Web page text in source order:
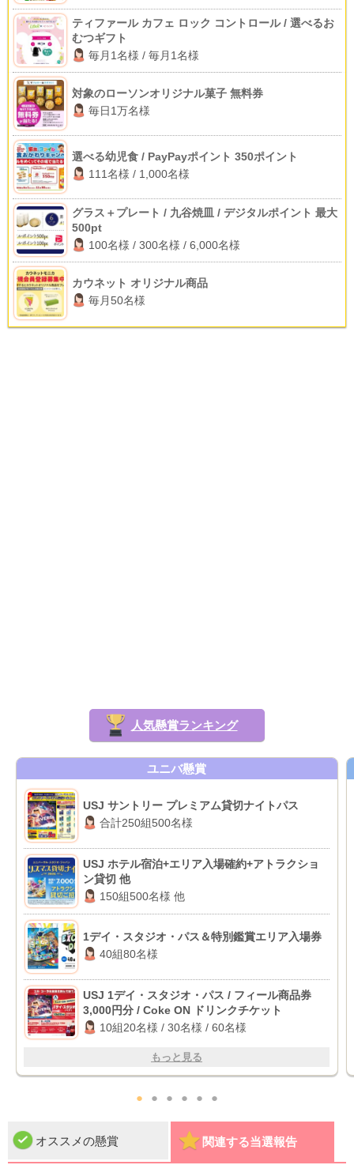
ティファール カフェ ロック コントロール / 選べるお
むつギフト
毎月1名様 / 毎月1名様
対象のローソンオリジナル菓子 無料券
毎日1万名様
選べる幼児食 / PayPayポイント 350ポイント
111名様 / 1,000名様
グラス＋プレート / 九谷焼皿 / デジタルポイント 最大
500pt
100名様 / 300名様 / 6,000名様
カウネット オリジナル商品
毎月50名様
人気懸賞ランキング
ユニバ懸賞
USJ サントリー プレミアム貸切ナイトパス
合計250組500名様
USJ ホテル宿泊+エリア入場確約+アトラクショ
ン貸切 他
150組500名様 他
1デイ・スタジオ・パス＆特別鑑賞エリア入場券
40組80名様
USJ 1デイ・スタジオ・パス / フィール商品券
3,000円分 / Coke ON ドリンクチケット
10組20名様 / 30名様 / 60名様
もっと見る
● ● ● ● ● ●
オススメの懸賞 関連する当選報告